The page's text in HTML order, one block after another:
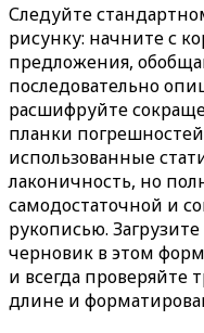
Следуйте
рисунку: начните с
предложения,
последовательно
расшифруйте
планки
использованные
лаконичность, но
самодостаточной и
рукописью.
черновик в этом
и всегда проверяйте
длине и